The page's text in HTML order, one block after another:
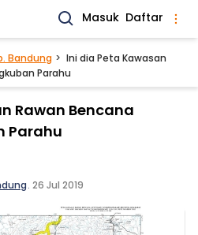
Masuk Daftar
Bandung
Ini dia Peta Kawasan
Parahu
Rawan Bencana
Parahu
. 26 Jul 2019